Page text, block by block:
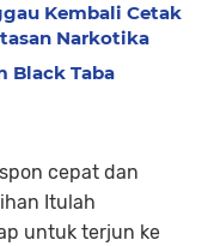
Kembali Cetak
Narkotika
Black Taba
cepat dan
Itulah
untuk terjun ke